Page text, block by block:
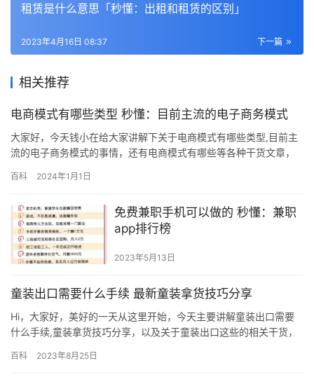
租赁是什么意思「秒懂：出租和租赁的区别」
下一篇
2023年4月16日 08:37
相关推荐
电商模式有哪些类型 秒懂：目前主流的电子商务模式
大家好，今天钱小在给大家讲解下关于电商模式有哪些类型,目前主
流的电子商务模式的事情，还有电商模式有哪些等各种干货文章，
信很多小伙伴都知道，淘宝、拼多多、唯品会、每日优鲜、小红书
不是很清楚吧，那么接下来咱们就一起来看看，目前国内最典型的
电商模式…
百科 2024年1月1日
免费兼职手机可以做的 秒懂：兼职
app排行榜
2023年5月13日
童装出口需要什么手续 最新童装拿货技巧分享
Hi，大家好，美好的一天从这里开始，今天主要讲解童装出口需要
什么手续,童装拿货技巧分享，以及关于童装出口这些的相关干货，
出口市场“蛋糕”虽大，问题也在不断暴露，品类单一、同质化情况严
百科 2023年8月25日